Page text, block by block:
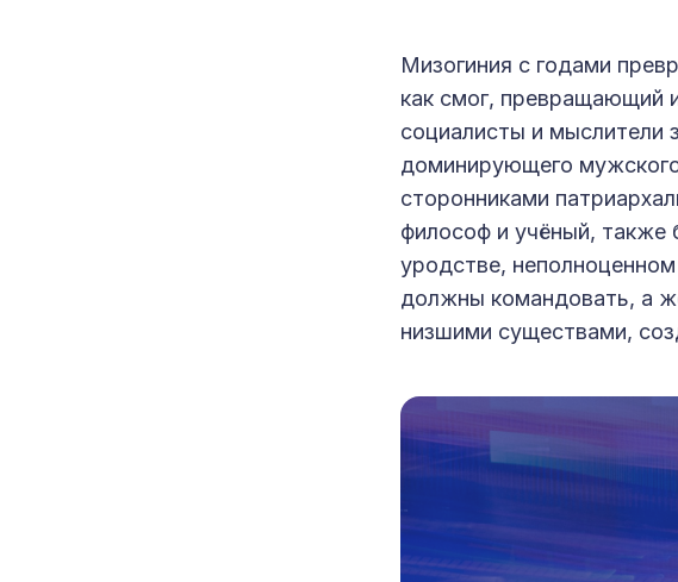
Мизогиния с годами
как смог, превращающий
социалисты и мыслители
доминирующего
сторонниками
философ и учёный,
уродстве,
должны командовать, а
низшими существами,